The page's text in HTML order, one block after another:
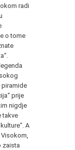
radi
o tome
piramide
prije
nigdje
takve
A
zaista